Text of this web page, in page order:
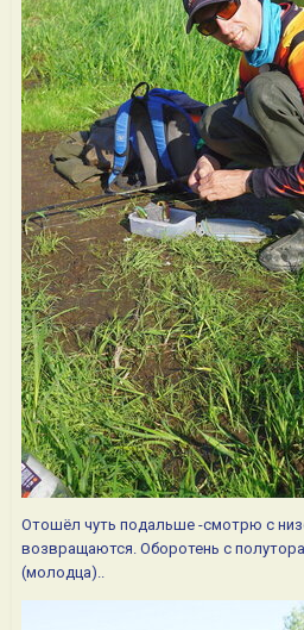
Отошёл чуть подальше -смотрю с
возвращаются. Оборотень с
(молодца)..